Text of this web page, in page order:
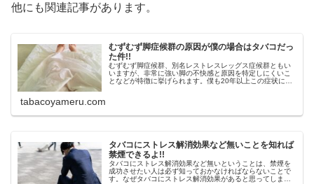
他にも関連記事があります。
むずむず脚症候群の原因が僕の場合はタバコだっ
た件!!
むずむず脚症候群、別名レストレスレッグス症候群ともい
いますが、非常に強い脚の不快感と原因を特定しにくいこ
となどが特徴に挙げられます。僕も20年以上この症状に悩
tabacoyameru.com
タバコにストレス解消効果など無いことを知れば
禁煙できるよ!!
タバコにストレス解消効果など無いということは、禁煙を
成功させたい人は必ず知っておかなければならないことで
す。なぜタバコにストレス解消効果があると思ってしまう